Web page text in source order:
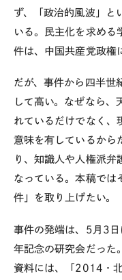
ず、「政治的風波」と
いる。民主化を求める
件は、中国共産党政権
だが、事件から四半世
して高い。なぜなら、
れているだけでなく、
意味を有しているから
り、知識人や人権派弁
なっている。本稿では
件」を取り上げたい。
事件の発端は、5月3
年記念の研究会だった
資料には、「2014・